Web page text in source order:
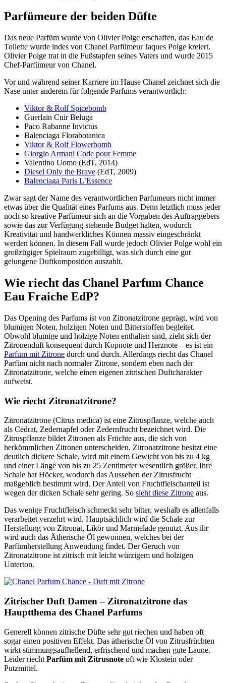
Parfümeure der beiden Düfte
Das neue Parfüm wurde von Olivier Polge erschaffen, das Eau de
Toilette wurde indes von Chanel Parfümeur Jaques Polge kreiert.
Olivier Polge trat in die Fußstapfen seines Vaters und wurde 2015
Chef-Parfümeur von Chanel.
Vor und während seiner Karriere im Hause Chanel zeichnet sich die
Nase unter anderem für folgende Parfums verantwortlich:
Viktor & Rolf Spicebomb
Guerlain Cuir Beluga
Paco Rabanne Invictus
Balenciaga Florabotanica
Viktor & Rolf Flowerbomb
Giorgio Armani Code pour Femme
Valentino Uomo (EdT, 2014)
Diesel Only the Brave (EdT, 2009)
Balenciaga Paris L’Essence
Zwar sagt der Name des verantwortlichen Parfumeurs nicht immer
etwas über die Qualität eines Parfums aus. Denn letztlich muss jeder
noch so kreative Parfümeur sich an die Vorgaben des Auftraggebers
sowie das zur Verfügung stehende Budget halten, wodurch
Kreativität und handwerkliches Können massiv eingeschränkt
werden können. In diesem Fall wurde jedoch Olivier Polge wohl ein
großzügiger Spielraum zugebilligt, was sich durch eine gut
gelungene Duftkomposition auszahlt.
Wie riecht das Chanel Parfum Chance
Eau Fraiche EdP?
Das Opening des Parfums ist von Zitronatzitrone geprägt, wird von
blumigen Noten, holzigen Noten und Bitterstoffen begleitet.
Obwohl blumige und holzige Noten enthalten sind, zieht sich der
Zitronenduft konsequent durch Kopnote und Herznote – es ist ein
Parfum mit Zitrone durch und durch. Allerdings riecht das Chanel
Parfüm nicht nach normaler Zitrone, sondern eben nach der
Zitronatzitrone, welche einen eigenen zitrischen Duftcharakter
aufweist.
Wie riecht Zitronatzitrone?
Zitronatzitrone (Citrus medica) ist eine Zitruspflanze, welche auch
als Cedrat, Zedernapfel oder Zedernfrucht bezeichnet wird. Die
Zitruspflanze bildet Zitronen als Früchte aus, die sich von
herkömmlichen Zitronen unterscheiden. Zitronatzitrone besitzt eine
deutlich dickere Schale, wird mit einem Gewicht von bis zu 4 kg
und einer Länge von bis zu 25 Zentimeter wesentlich größer. Ihre
Schale hat Höcker, wodurch das Aussehen der Zitrusfrucht
maßgeblich bestimmt wird. Der Anteil von Fruchtfleischanteil ist
wegen der dicken Schale sehr gering. So sieht diese Zitrone aus.
Das wenige Fruchtfleisch schmeckt sehr bitter, weshalb es allenfalls
verarbeitet verzehrt wird. Hauptsächlich wird die Schale zur
Herstellung von Zitronat, Likör und Marmelade genutzt. Aus ihr
wird auch das Ätherische Öl gewonnen, welches bei der
Parfümherstellung Anwendung findet. Der Geruch von
Zitronatzitrone ist zitrisch mit leicht würzigem und holzigen
Unterton.
Zitrischer Duft Damen – Zitronatzitrone das
Hauptthema des Chanel Parfums
Generell können zitrische Düfte sehr gut riechen und haben oft
sogar einen positiven Effekt. Das ätherische Öl von Zitrusfrüchten
wirkt stimmungsaufhellend, erfrischend und machen gute Laune.
Leider riecht Parfüm mit Zitrusnote oft wie Klostein oder
Putzmittel.